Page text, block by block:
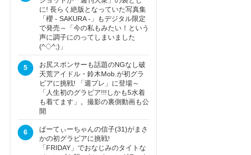
に! 長らく絶版となっていた写真集
「櫻 - SAKURA -」もデジタル限定
で発売～「今の私もみたい！という
声に調子にのってしまいました
(^◇^;)」
5
お尻スポンサーも話題のNGなし破
天荒アイドル・鈴木Mob.が初グラ
ビアに挑戦! 「週プレ」に登場～
「人生初のグラビア!!!しかも5水着
も着てます」。撮影の裏側動画も公
開
6
ぱーてぃーちゃんの信子(31)がまさ
かの初グラビアに挑戦!
「FRIDAY」でおなじみのタイトな